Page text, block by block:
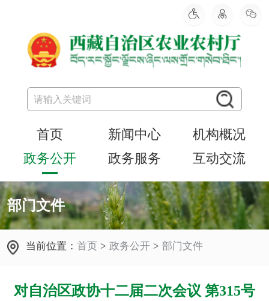
首页 新闻中心
机构概况
政务公开
政务服务 互动交流
部门文件
当前位置：首页 > 政务公开 > 部门文件
对自治区政协十二届二次会议 第315号